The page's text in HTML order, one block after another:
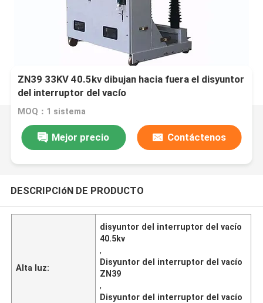
ZN39 33KV 40.5kv dibujan hacia fuera el disyuntor
del interruptor del vacío
MOQ：1 sistema
Mejor precio Contáctenos
DESCRIPCIóN DE PRODUCTO
Alta luz:
disyuntor del interruptor del vacío
40.5kv
,
Disyuntor del interruptor del vacío
ZN39
,
Disyuntor del interruptor del vacío